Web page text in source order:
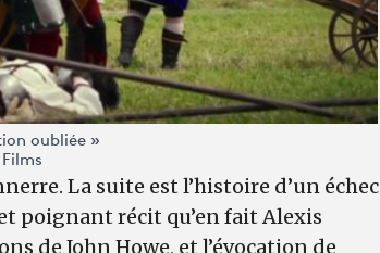
oubliée »
La suite est l’histoire d’un échec
poignant récit qu’en fait Alexis
de John Howe, et l’évocation de